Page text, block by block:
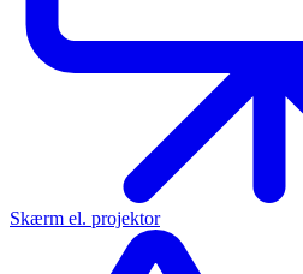
Skærm el. projektor